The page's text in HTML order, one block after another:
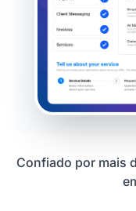
Confiado por mais